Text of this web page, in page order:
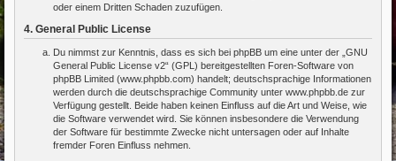
oder einem Dritten Schaden zuzufügen.
4. General Public License
Du nimmst zur Kenntnis, dass es sich bei phpBB um eine unter der „ GNU
General Public License v2“ (GPL) bereitgestellten Foren-Software von
phpBB Limited (www.phpbb.com) handelt; deutschsprachige Informationen
werden durch die deutschsprachige Community unter www.phpbb.de zur
Verfügung gestellt. Beide haben keinen Einfluss auf die Art und Weise, wie
die Software verwendet wird. Sie können insbesondere die Verwendung
der Software für bestimmte Zwecke nicht untersagen oder auf Inhalte
fremder Foren Einfluss nehmen.